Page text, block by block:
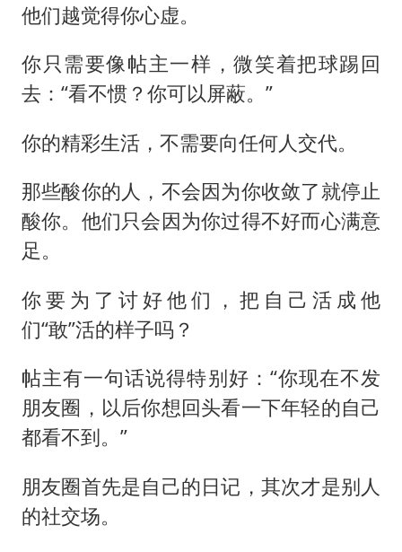
他们越觉得你心虚。
你只需要像帖主一样，微笑着把球踢回
去：“看不惯？你可以屏蔽。”
你的精彩生活，不需要向任何人交代。
那些酸你的人，不会因为你收敛了就停止
酸你。他们只会因为你过得不好而心满意
足。
你要为了讨好他们，把自己活成他
们“敢”活的样子吗？
帖主有一句话说得特别好：“你现在不发
朋友圈，以后你想回头看一下年轻的自己
都看不到。”
朋友圈首先是自己的日记，其次才是别人
的社交场。